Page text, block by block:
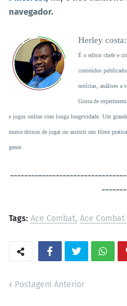
navegador.
Herley costa:
É o editor chefe e
conteúdos
notícias, análises a
Gosta de
e jogos online com longa longevidade. Um
nunca deixou de jogar ou assistir um filme
gente.
Tags: Ace Combat Ace Combat
Postagem Anterior